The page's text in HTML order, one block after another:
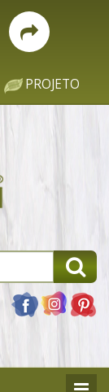
PROJETO